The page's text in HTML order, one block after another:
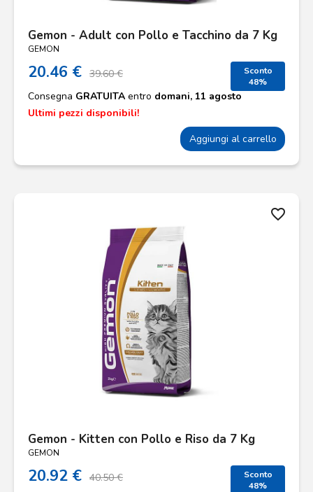
Gemon - Adult con Pollo e Tacchino da 7 Kg
GEMON
20.46 € 39.60 €
Sconto
48%
Consegna GRATUITA entro domani, 11 agosto
Ultimi pezzi disponibili!
Aggiungi al carrello
favorite_border
Gemon - Kitten con Pollo e Riso da 7 Kg
GEMON
20.92 € 40.50 €
Sconto
48%